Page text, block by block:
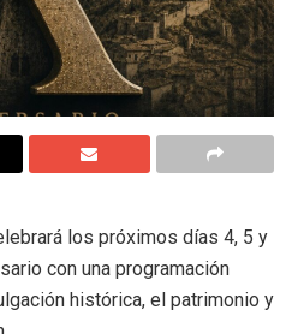
los próximos días 4, 5 y
con una programación
histórica, el patrimonio y